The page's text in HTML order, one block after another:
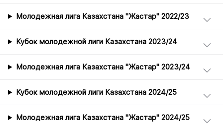
Молодежная лига Казахстана "Жастар" 2022/23
Кубок молодежной лиги Казахстана 2023/24
Молодежная лига Казахстана "Жастар" 2023/24
Кубок молодежной лиги Казахстана 2024/25
Молодежная лига Казахстана "Жастар" 2024/25